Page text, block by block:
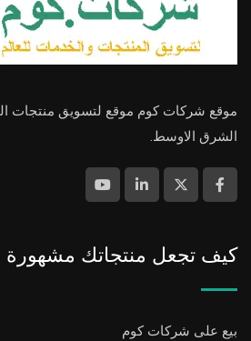
موقع شركات كوم موقع لتسويق منتجات
الشرق الاوسط.
كيف تجعل منتجاتك مشهورة
بيع على شركات كوم